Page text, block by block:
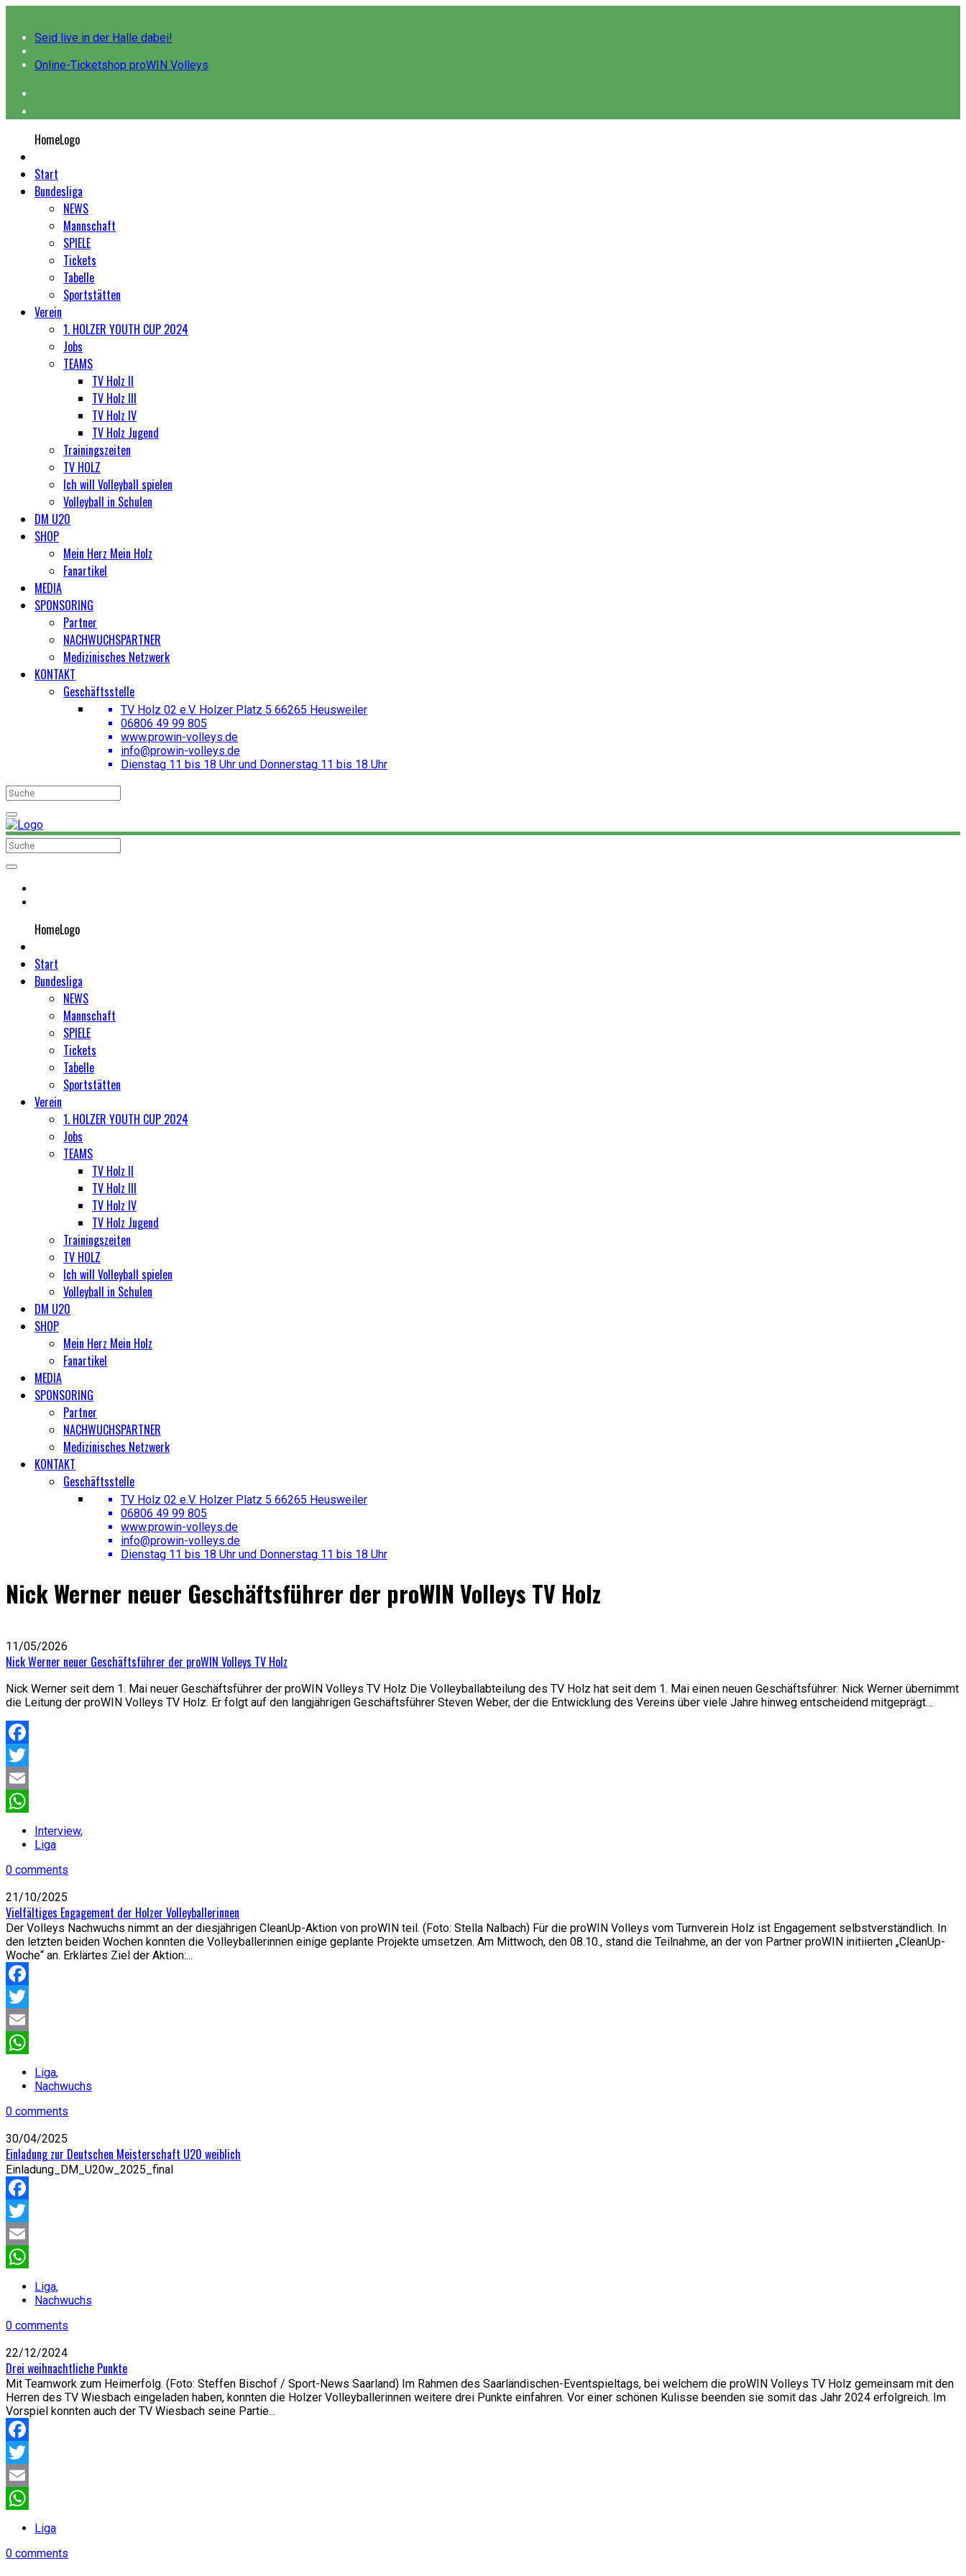
Seid live in der Halle dabei!
Online-Ticketshop proWIN Volleys
HomeLogo
Start
Bundesliga
NEWS
Mannschaft
SPIELE
Tickets
Tabelle
Sportstätten
Verein
1. HOLZER YOUTH CUP 2024
Jobs
TEAMS
TV Holz II
TV Holz III
TV Holz IV
TV Holz Jugend
Trainingszeiten
TV HOLZ
Ich will Volleyball spielen
Volleyball in Schulen
DM U20
SHOP
Mein Herz Mein Holz
Fanartikel
MEDIA
SPONSORING
Partner
NACHWUCHSPARTNER
Medizinisches Netzwerk
KONTAKT
Geschäftsstelle
TV Holz 02 e.V. Holzer Platz 5 66265 Heusweiler
06806 49 99 805
www.prowin-volleys.de
info@prowin-volleys.de
Dienstag 11 bis 18 Uhr und Donnerstag 11 bis 18 Uhr
HomeLogo
Start
Bundesliga
NEWS
Mannschaft
SPIELE
Tickets
Tabelle
Sportstätten
Verein
1. HOLZER YOUTH CUP 2024
Jobs
TEAMS
TV Holz II
TV Holz III
TV Holz IV
TV Holz Jugend
Trainingszeiten
TV HOLZ
Ich will Volleyball spielen
Volleyball in Schulen
DM U20
SHOP
Mein Herz Mein Holz
Fanartikel
MEDIA
SPONSORING
Partner
NACHWUCHSPARTNER
Medizinisches Netzwerk
KONTAKT
Geschäftsstelle
TV Holz 02 e.V. Holzer Platz 5 66265 Heusweiler
06806 49 99 805
www.prowin-volleys.de
info@prowin-volleys.de
Dienstag 11 bis 18 Uhr und Donnerstag 11 bis 18 Uhr
Nick Werner neuer Geschäftsführer der proWIN Volleys TV Holz
11/05/2026
Nick Werner neuer Geschäftsführer der proWIN Volleys TV Holz
Nick Werner seit dem 1. Mai neuer Geschäftsführer der proWIN Volleys TV Holz Die Volleyballabteilung des TV Holz hat seit dem 1. Mai einen neuen Geschäftsführer: Nick Werner übernimmt
die Leitung der proWIN Volleys TV Holz. Er folgt auf den langjährigen Geschäftsführer Steven Weber, der die Entwicklung des Vereins über viele Jahre hinweg entscheidend mitgeprägt…
Facebook
Twitter
Email
WhatsApp
Interview,
Liga
0 comments
21/10/2025
Vielfältiges Engagement der Holzer Volleyballerinnen
Der Volleys Nachwuchs nimmt an der diesjährigen CleanUp-Aktion von proWIN teil. (Foto: Stella Nalbach) Für die proWIN Volleys vom Turnverein Holz ist Engagement selbstverständlich. In
den letzten beiden Wochen konnten die Volleyballerinnen einige geplante Projekte umsetzen. Am Mittwoch, den 08.10., stand die Teilnahme, an der von Partner proWIN initiierten „CleanUp-
Woche“ an. Erklärtes Ziel der Aktion:...
Facebook
Twitter
Email
WhatsApp
Liga,
Nachwuchs
0 comments
30/04/2025
Einladung zur Deutschen Meisterschaft U20 weiblich
Einladung_DM_U20w_2025_final
Facebook
Twitter
Email
WhatsApp
Liga,
Nachwuchs
0 comments
22/12/2024
Drei weihnachtliche Punkte
Mit Teamwork zum Heimerfolg. (Foto: Steffen Bischof / Sport-News Saarland) Im Rahmen des Saarländischen-Eventspieltags, bei welchem die proWIN Volleys TV Holz gemeinsam mit den
Herren des TV Wiesbach eingeladen haben, konnten die Holzer Volleyballerinnen weitere drei Punkte einfahren. Vor einer schönen Kulisse beenden sie somit das Jahr 2024 erfolgreich. Im
Vorspiel konnten auch der TV Wiesbach seine Partie...
Facebook
Twitter
Email
WhatsApp
Liga
0 comments